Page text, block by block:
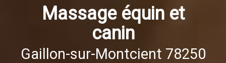
Massage équin et
canin
Gaillon-sur-Montcient 78250